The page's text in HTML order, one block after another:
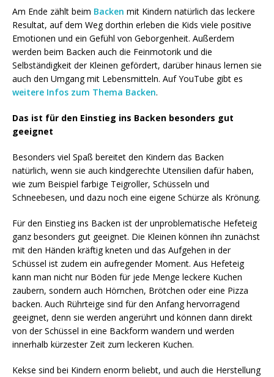
Am Ende zählt beim Backen mit Kindern natürlich das leckere
Resultat, auf dem Weg dorthin erleben die Kids viele positive
Emotionen und ein Gefühl von Geborgenheit. Außerdem
werden beim Backen auch die Feinmotorik und die
Selbständigkeit der Kleinen gefördert, darüber hinaus lernen sie
auch den Umgang mit Lebensmitteln. Auf YouTube gibt es
weitere Infos zum Thema Backen.
Das ist für den Einstieg ins Backen besonders gut
geeignet
Besonders viel Spaß bereitet den Kindern das Backen
natürlich, wenn sie auch kindgerechte Utensilien dafür haben,
wie zum Beispiel farbige Teigroller, Schüsseln und
Schneebesen, und dazu noch eine eigene Schürze als Krönung.
Für den Einstieg ins Backen ist der unproblematische Hefeteig
ganz besonders gut geeignet. Die Kleinen können ihn zunächst
mit den Händen kräftig kneten und das Aufgehen in der
Schüssel ist zudem ein aufregender Moment. Aus Hefeteig
kann man nicht nur Böden für jede Menge leckere Kuchen
zaubern, sondern auch Hörnchen, Brötchen oder eine Pizza
backen. Auch Rührteige sind für den Anfang hervorragend
geeignet, denn sie werden angerührt und können dann direkt
von der Schüssel in eine Backform wandern und werden
innerhalb kürzester Zeit zum leckeren Kuchen.
Kekse sind bei Kindern enorm beliebt, und auch die Herstellung